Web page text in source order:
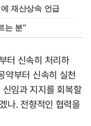
재산상속 언급
는 분"
터 신속히 처리하
부터 신속히 실천
임과 지지를 회복할
나. 전향적인 협력을